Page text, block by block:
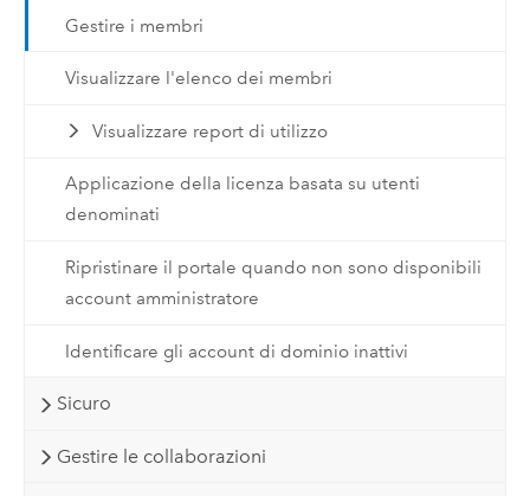
Gestire i membri
Visualizzare l'elenco dei membri
Visualizzare report di utilizzo
Applicazione della licenza basata su utenti
denominati
Ripristinare il portale quando non sono disponibili
account amministratore
Identificare gli account di dominio inattivi
Sicuro
Gestire le collaborazioni